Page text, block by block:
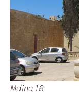
Mdina 18